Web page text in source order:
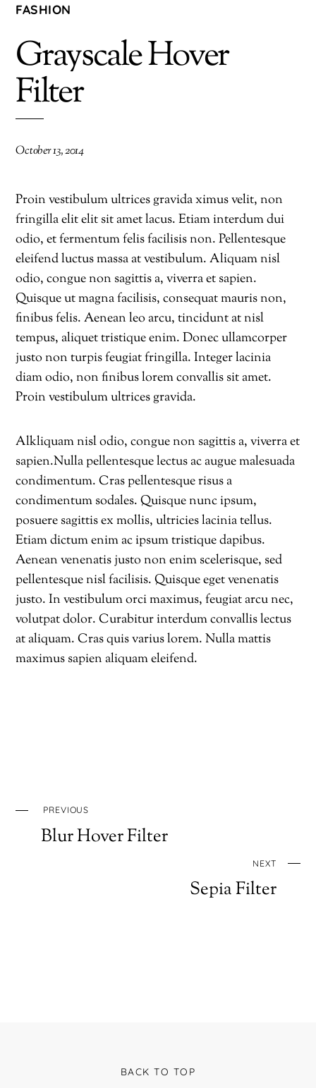
FASHION
Grayscale Hover
Filter
October 13, 2014
Proin vestibulum ultrices gravida ximus velit, non
fringilla elit elit sit amet lacus. Etiam interdum dui
odio, et fermentum felis facilisis non. Pellentesque
eleifend luctus massa at vestibulum. Aliquam nisl
odio, congue non sagittis a, viverra et sapien.
Quisque ut magna facilisis, consequat mauris non,
finibus felis. Aenean leo arcu, tincidunt at nisl
tempus, aliquet tristique enim. Donec ullamcorper
justo non turpis feugiat fringilla. Integer lacinia
diam odio, non finibus lorem convallis sit amet.
Proin vestibulum ultrices gravida.
Alkliquam nisl odio, congue non sagittis a, viverra et
sapien.Nulla pellentesque lectus ac augue malesuada
condimentum. Cras pellentesque risus a
condimentum sodales. Quisque nunc ipsum,
posuere sagittis ex mollis, ultricies lacinia tellus.
Etiam dictum enim ac ipsum tristique dapibus.
Aenean venenatis justo non enim scelerisque, sed
pellentesque nisl facilisis. Quisque eget venenatis
justo. In vestibulum orci maximus, feugiat arcu nec,
volutpat dolor. Curabitur interdum convallis lectus
at aliquam. Cras quis varius lorem. Nulla mattis
maximus sapien aliquam eleifend.
PREVIOUS
Blur Hover Filter
NEXT
Sepia Filter
BACK TO TOP